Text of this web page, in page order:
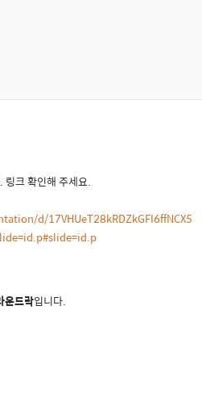
링크 확인해 주세요.
d/17VHUeT28kRDZkGFI6ffNCX5
운드락입니다.